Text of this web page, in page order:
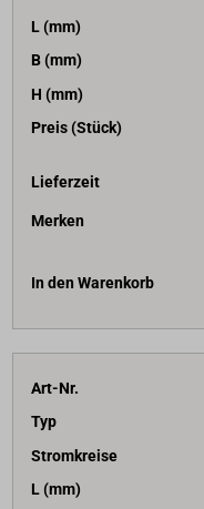
L (mm)
B (mm)
H (mm)
Preis (Stück)
Lieferzeit
Merken
In den Warenkorb
Art-Nr.
Typ
Stromkreise
L (mm)